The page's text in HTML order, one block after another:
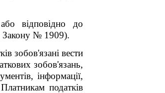
відповідно до
Закону № 1909).
зобов'язані вести
зобов'язань,
інформації,
податків